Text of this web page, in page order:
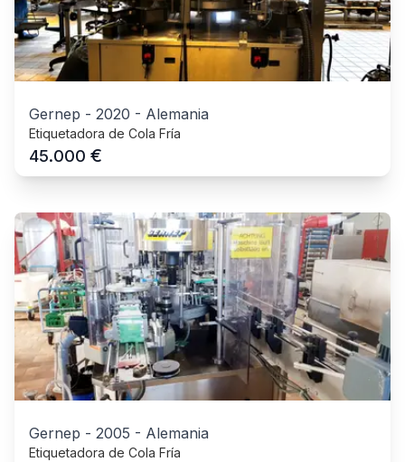
Gernep - 2020 - Alemania
Etiquetadora de Cola Fría
45.000 €
Gernep - 2005 - Alemania
Etiquetadora de Cola Fría